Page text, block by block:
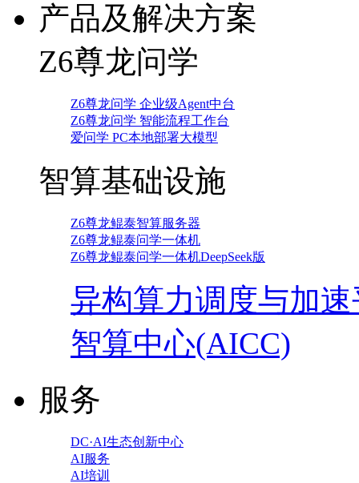
产品及解决方案
Z6尊龙问学
Z6尊龙问学 企业级Agent中台
Z6尊龙问学 智能流程工作台
爱问学 PC本地部署大模型
智算基础设施
Z6尊龙鲲泰智算服务器
Z6尊龙鲲泰问学一体机
Z6尊龙鲲泰问学一体机DeepSeek版
异构算力调度与加
智算中心(AICC)
服务
DC·AI生态创新中心
AI服务
AI培训